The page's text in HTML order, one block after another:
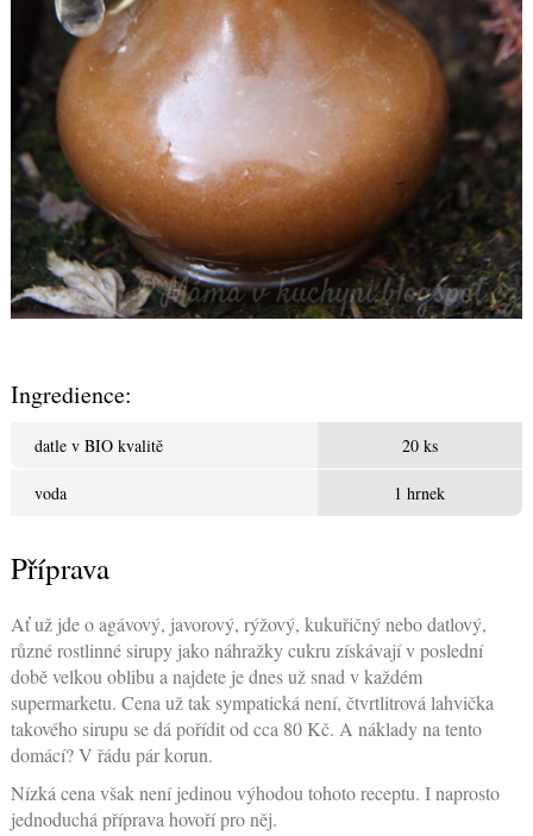
Ingredience:
datle v BIO kvalitě 20 ks
voda 1 hrnek
Příprava
Ať už jde o agávový, javorový, rýžový, kukuřičný nebo datlový,
různé rostlinné sirupy jako náhražky cukru získávají v poslední
době velkou oblibu a najdete je dnes už snad v každém
supermarketu. Cena už tak sympatická není, čtvrtlitrová lahvička
takového sirupu se dá pořídit od cca 80 Kč. A náklady na tento
domácí? V řádu pár korun.
Nízká cena však není jedinou výhodou tohoto receptu. I naprosto
jednoduchá příprava hovoří pro něj.